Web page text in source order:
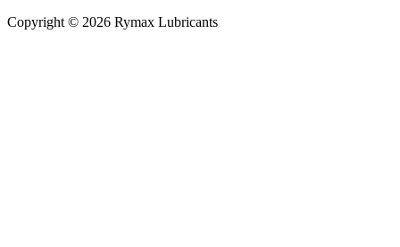
Copyright © 2026 Rymax Lubricants